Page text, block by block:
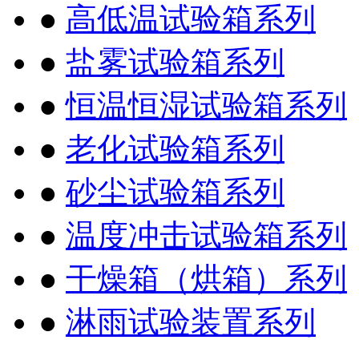
● 高低温试验箱系列
● 盐雾试验箱系列
●恒温恒湿试验箱系列
● 老化试验箱系列
● 砂尘试验箱系列
● 温度冲击试验箱系列
● 干燥箱（烘箱）系列
● 淋雨试验装置系列